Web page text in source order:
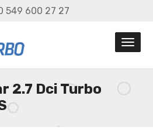
549 600 27 27
2.7 Dci Turbo